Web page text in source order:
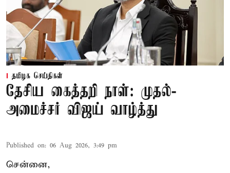
தமிழக செய்திகள்
தேசிய கைத்தறி நாள்: முதல்-
அமைச்சர் விஜய் வாழ்த்து
Published on: 06 Aug 2026, 3:49 pm
சென்னை,